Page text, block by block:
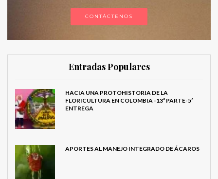
CONTÁCTENOS
Entradas Populares
HACIA UNA PROTOHISTORIA DE LA
FLORICULTURA EN COLOMBIA -13ª PARTE-5ª
ENTREGA
APORTES AL MANEJO INTEGRADO DE ÁCAROS